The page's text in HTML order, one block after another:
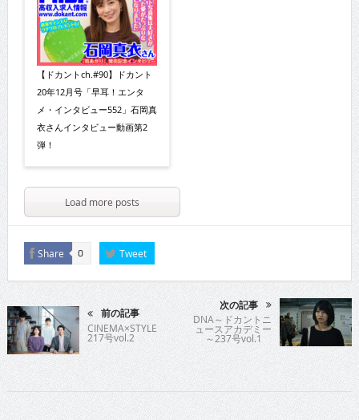
【ドカントch.#90】ドカント
20年12月号「早耳！エンタ
メ・インタビュー552」石岡真
衣さんインタビュー動画第2
弾！
Load more posts
Share 0 Tweet
前の記事
CINEMA×STYLE
217号vol.2
次の記事
DNA～ドカントニ
ュースアカデミー
～237号vol.1